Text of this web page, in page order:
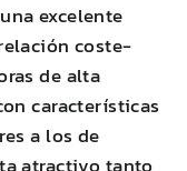
excelente
coste-
de alta
características
a los de